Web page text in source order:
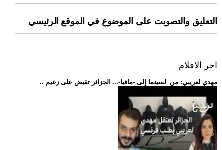
التعليق والتصويت على الموضوع في الموقع الرئيسي
اخر الافلام
.. مهدي لعريبي: من السينما إلى -مافيا-... الجزائر تقبض على زعيم